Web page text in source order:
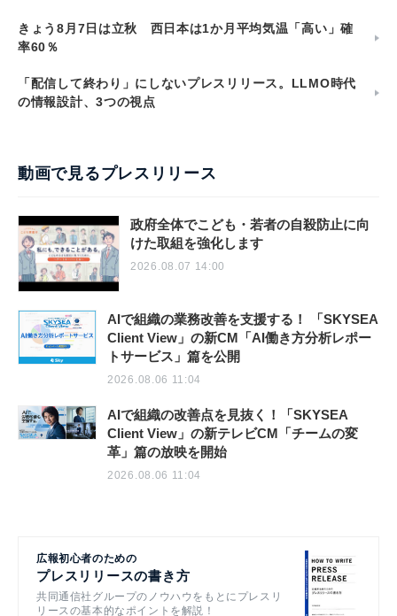
きょう8月7日は立秋 西日本は1か月平均気温「高い」確
率60％
「配信して終わり」にしないプレスリリース。LLMO時代
の情報設計、3つの視点
動画で見るプレスリリース
政府全体でこども・若者の自殺防止に向
けた取組を強化します
2026.08.07 14:00
AIで組織の業務改善を支援する！ 「SKYSEA
Client View」の新CM「AI働き方分析レポー
トサービス」篇を公開
2026.08.06 11:04
AIで組織の改善点を見抜く！「SKYSEA
Client View」の新テレビCM「チームの変
革」篇の放映を開始
2026.08.06 11:04
広報初心者のための
プレスリリースの書き方
共同通信社グループのノウハウをもとにプレスリ
リースの基本的なポイントを解説！